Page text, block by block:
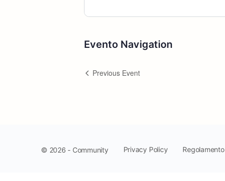
Evento Navigation
Previous Event
© 2026 - Community Privacy Policy Regolamento